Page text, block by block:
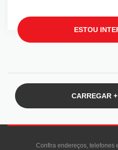
ESTOU
CARREGAR
Confira endereços, telefones